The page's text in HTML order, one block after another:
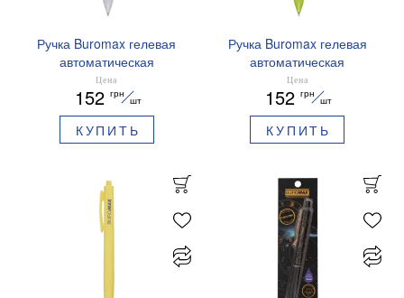
Ручка Buromax гелевая
автоматическая
PRESTIGE SILVER 0,5 мм
синие чернила BM.83102
Цена
152 грн
шт
КУПИТЬ
Ручка Buromax гелевая
автоматическая
PRESTIGE GOLD 0,5 мм
синие чернила BM.83101
Цена
152 грн
шт
КУПИТЬ